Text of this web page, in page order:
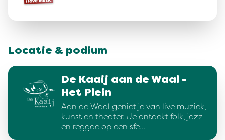
Locatie & podium
De Kaaij aan de Waal -
Het Plein
Aan de Waal geniet je van live muziek,
kunst en theater. Je ontdekt folk, jazz
en reggae op een sfe…